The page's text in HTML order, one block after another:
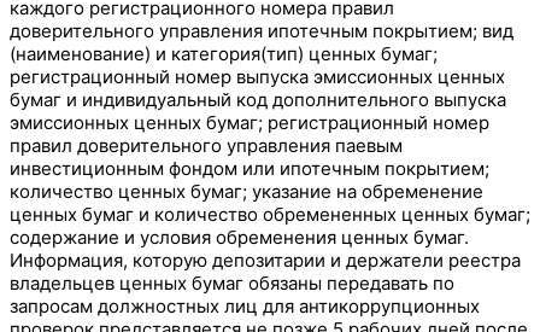
каждого регистрационного номера правил
доверительного управления ипотечным покрытием; вид
(наименование) и категория(тип) ценных бумаг;
регистрационный номер выпуска эмиссионных ценных
бумаг и индивидуальный код дополнительного выпуска
эмиссионных ценных бумаг; регистрационный номер
правил доверительного управления паевым
инвестиционным фондом или ипотечным покрытием;
количество ценных бумаг; указание на обременение
ценных бумаг и количество обремененных ценных бумаг;
содержание и условия обременения ценных бумаг.
Информация, которую депозитарии и держатели реестра
владельцев ценных бумаг обязаны передавать по
запросам должностных лиц для антикоррупционных